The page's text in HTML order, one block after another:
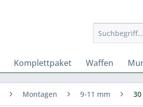
Komplettpaket Waffen
Montagen 9-11 mm